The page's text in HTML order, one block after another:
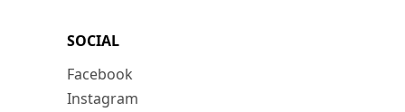
SOCIAL
Facebook
Instagram